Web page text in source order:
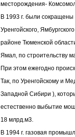
месторождения-
В 1993 г. были
Уренгойского,
районе Тюменской
Ямал, по строительству
При этом ежегодно
Так, по Уренгойскому и
Западной Сибири ),
естественно выбытие
18 млрд.м3.
В 1994 г. газовая